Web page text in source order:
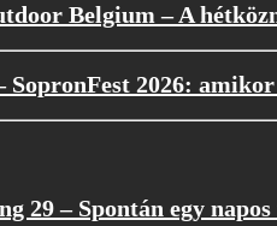
Belgium – A
SopronFest 2026:
29 – Spontán egy